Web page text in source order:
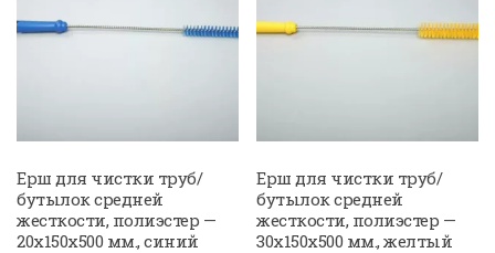
Ерш для чистки труб/
бутылок средней
жесткости, полиэстер —
20х150х500 мм., синий
Ерш для чистки труб/
бутылок средней
жесткости, полиэстер —
30х150х500 мм., желтый